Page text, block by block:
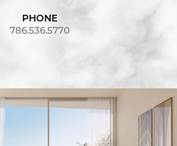
PHONE
786.536.5770